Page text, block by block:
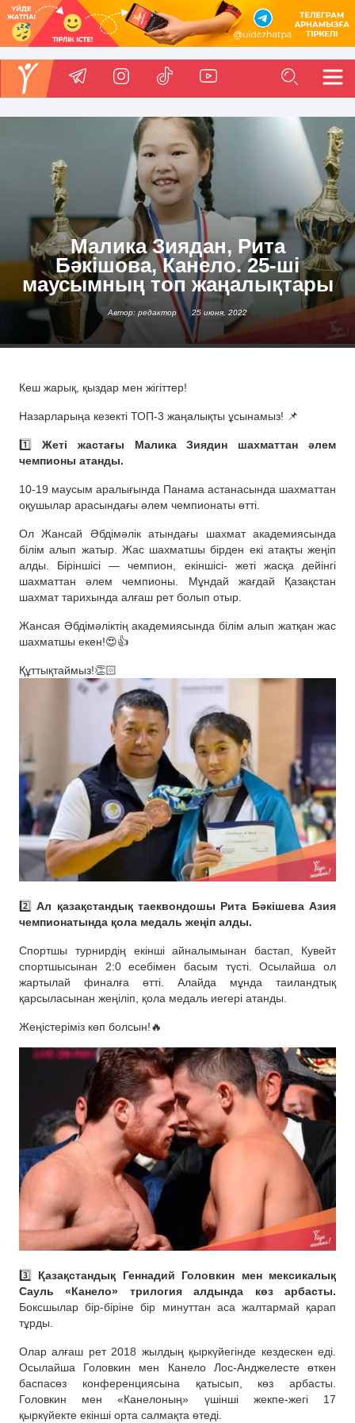
Малика Зиядан, Рита
Бәкішова, Канело. 25-ші
маусымның топ жаңалықтары
Автор: редактор 25 июня, 2022
Кеш жарық, қыздар мен жігіттер!
Назарларыңа кезекті ТОП-3 жаңалықты ұсынамыз! 📌
1️⃣ Жеті жастағы Малика Зиядин шахматтан әлем
чемпионы атанды.
10-19 маусым аралығында Панама астанасында шахматтан
оқушылар арасындағы әлем чемпионаты өтті.
Ол Жансай Әбдімәлік атындағы шахмат академиясында
білім алып жатыр. Жас шахматшы бірден екі атақты жеңіп
алды. Біріншісі — чемпион, екіншісі- жеті жасқа дейінгі
шахматтан әлем чемпионы. Мұндай жағдай Қазақстан
шахмат тарихында алғаш рет болып отыр.
Жансая Әбдімәліктің академиясында білім алып жатқан жас
шахматшы екен!😍👍
Құттықтаймыз!👏🏻
2️⃣Ал қазақстандық таеквондошы Рита Бәкішева Азия
чемпионатында қола медаль жеңіп алды.
Спортшы турнирдің екінші айналымынан бастап, Кувейт
спортшысынан 2:0 есебімен басым түсті. Осылайша ол
жартылай финалға өтті. Алайда мұнда таиландтық
қарсыласынан жеңіліп, қола медаль иегері атанды.
Жеңістеріміз көп болсын!🔥
3️⃣ Қазақстандық Геннадий Головкин мен мексикалық
Сауль «Канело» трилогия алдында көз арбасты.
Боксшылар бір-біріне бір минуттан аса жалтармай қарап
тұрды.
Олар алғаш рет 2018 жылдың қыркүйегінде кездескен еді.
Осылайша Головкин мен Канело Лос-Анджелесте өткен
баспасөз конференциясына қатысып, көз арбасты.
Головкин мен «Канелоның» үшінші жекпе-жегі 17
қыркүйекте екінші орта салмақта өтеді.